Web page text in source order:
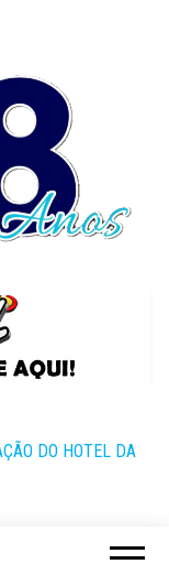
DO HOTEL DA